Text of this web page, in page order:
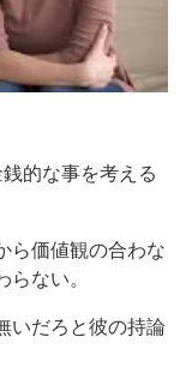
的な事を考える
ら価値観の合わな
ない。
いだろと彼の持論